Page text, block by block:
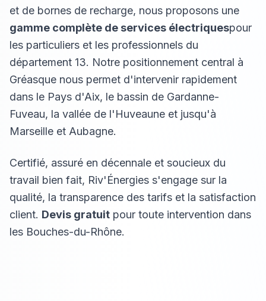
et de bornes de recharge, nous proposons une
gamme complète de services électriquespour
les particuliers et les professionnels du
département 13. Notre positionnement central à
Gréasque nous permet d'intervenir rapidement
dans le Pays d'Aix, le bassin de Gardanne-
Fuveau, la vallée de l'Huveaune et jusqu'à
Marseille et Aubagne.
Certifié, assuré en décennale et soucieux du
travail bien fait, Riv'Énergies s'engage sur la
qualité, la transparence des tarifs et la satisfaction
client. Devis gratuit pour toute intervention dans
les Bouches-du-Rhône.